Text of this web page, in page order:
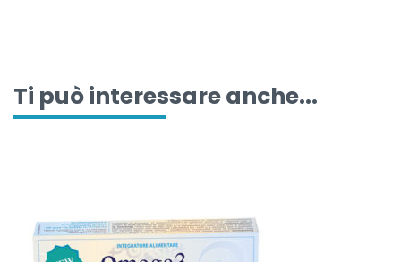
Ti può interessare anche...